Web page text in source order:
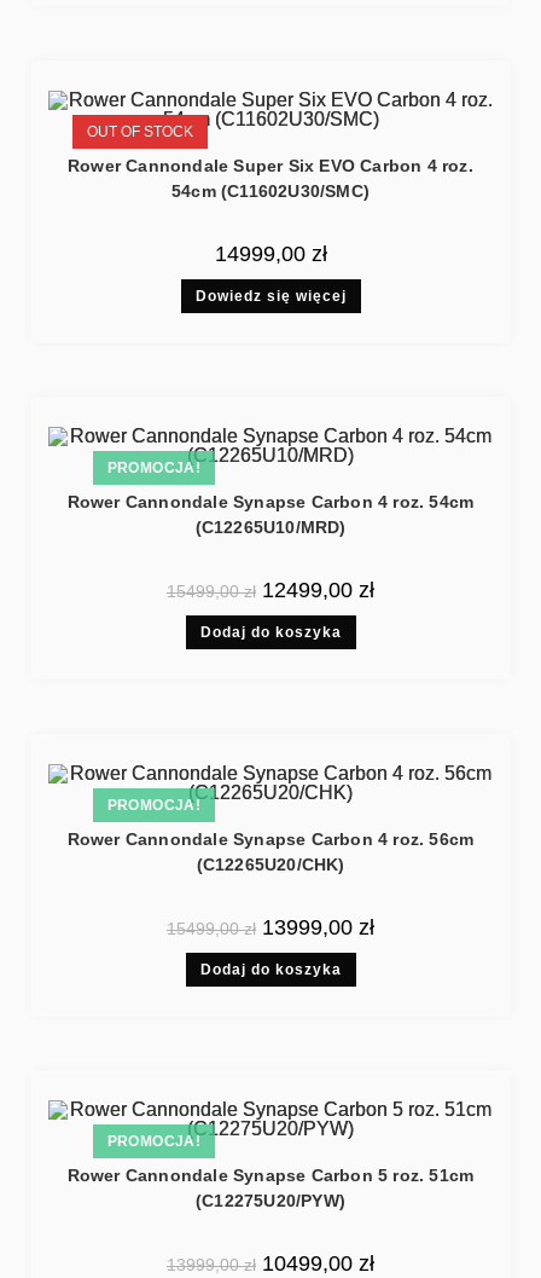
OUT OF STOCK
Rower Cannondale Super Six EVO Carbon 4 roz.
54cm (C11602U30/SMC)
14999,00 zł
Dowiedz się więcej
PROMOCJA!
Rower Cannondale Synapse Carbon 4 roz. 54cm
(C12265U10/MRD)
15499,00zł 12499,00 zł
Dodaj do koszyka
PROMOCJA!
Rower Cannondale Synapse Carbon 4 roz. 56cm
(C12265U20/CHK)
15499,00zł 13999,00 zł
Dodaj do koszyka
PROMOCJA!
Rower Cannondale Synapse Carbon 5 roz. 51cm
(C12275U20/PYW)
13999,00zł 10499,00 zł